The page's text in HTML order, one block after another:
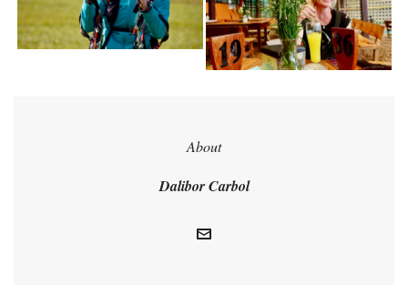
About
Dalibor Carbol